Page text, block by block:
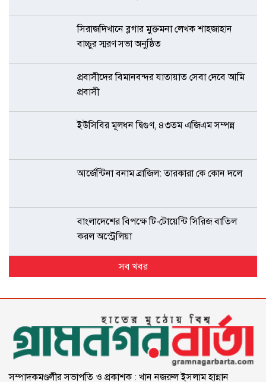
সিরাজদিখানে ব্লগার মুক্তমনা লেখক শাহজাহান
বাচ্চুর স্মরণ সভা অনুষ্ঠিত
প্রবাসীদের বিমানবন্দর যাতায়াত সেবা দেবে আমি
প্রবাসী
ইউসিবির মূলধন দ্বিগুণ, ৪৩তম এজিএম সম্পন্ন
আর্জেন্টিনা বনাম ব্রাজিল: তারকারা কে কোন দলে
বাংলাদেশের বিপক্ষে টি-টোয়েন্টি সিরিজ বাতিল
করল অস্ট্রেলিয়া
সব খবর
সম্পাদকমণ্ডলীর সভাপতি ও প্রকাশক : খান নজরুল ইসলাম হান্নান